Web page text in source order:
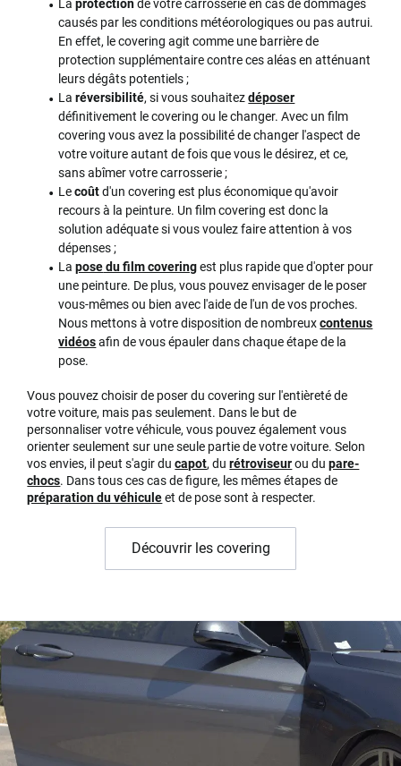
Laprotectionde votre carrosserie en cas de dommages
causés par les conditions météorologiques ou pas autrui.
En effet, le covering agit comme une barrière de
protection supplémentaire contre ces aléas en atténuant
leurs dégâts potentiels ;
Laréversibilité, si vous souhaitezdéposer
définitivement le covering ou le changer. Avec un film
covering vous avez la possibilité de changer l'aspect de
votre voiture autant de fois que vous le désirez, et ce,
sans abîmer votre carrosserie ;
Lecoûtd'un covering est plus économique qu'avoir
recours à la peinture. Un film covering est donc la
solution adéquate si vous voulez faire attention à vos
dépenses ;
Laposedu film coveringest plus rapide que d'opter pour
une peinture. De plus, vous pouvez envisager de le poser
vous-mêmes ou bien avec l'aide de l'un de vos proches.
Nous mettons à votre disposition de nombreuxcontenus
vidéosafin de vous épauler dans chaque étape de la
pose.
Vous pouvez choisir de poser du covering sur l'entièreté de
votre voiture, mais pas seulement. Dans le but de
personnaliser votre véhicule, vous pouvez également vous
orienter seulement sur une seule partie de votre voiture. Selon
vos envies, il peut s'agir ducapot, durétroviseurou dupare-
chocs. Dans tous ces cas de figure, les mêmes étapes de
préparation du véhiculeet de pose sont à respecter.
Découvrir les covering